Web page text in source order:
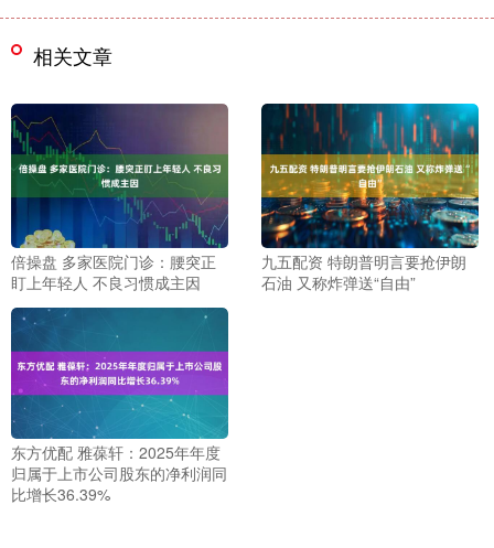
相关文章
倍操盘 多家医院门诊：腰突正
盯上年轻人 不良习惯成主因
九五配资 特朗普明言要抢伊朗
石油 又称炸弹送“自由”
东方优配 雅葆轩：2025年年度
归属于上市公司股东的净利润同
比增长36.39%